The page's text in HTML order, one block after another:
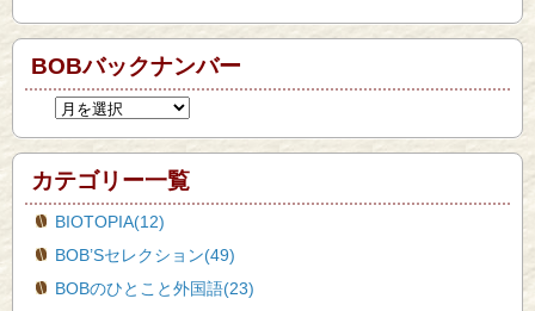
BOBバックナンバー
カテゴリー一覧
BIOTOPIA(12)
BOB’Sセレクション(49)
BOBのひとこと外国語(23)